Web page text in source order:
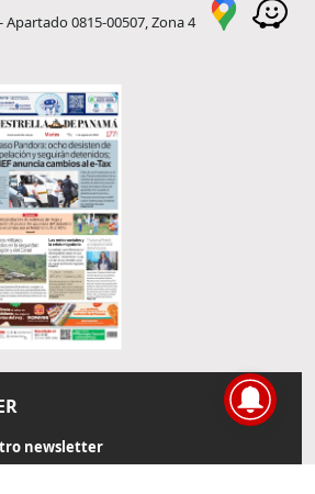
Apartado 0815-00507, Zona 4
newsletter
de actualidad directamente en